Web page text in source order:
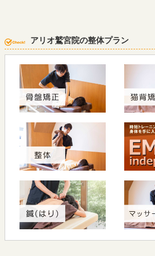
アリオ鷲宮院の整体プラン